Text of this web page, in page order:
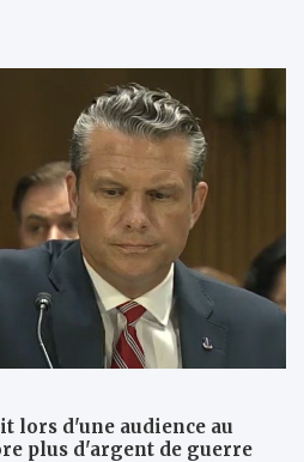
lors d'une audience au
plus d'argent de guerre